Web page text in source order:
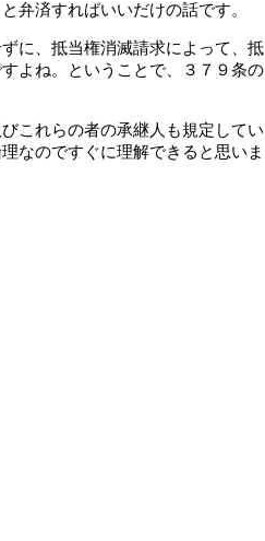
弁済すればいいだけの話です。
に、抵当権消滅請求によって、抵
よね。ということで、３７９条の
これらの者の承継人も規定してい
なのですぐに理解できると思いま